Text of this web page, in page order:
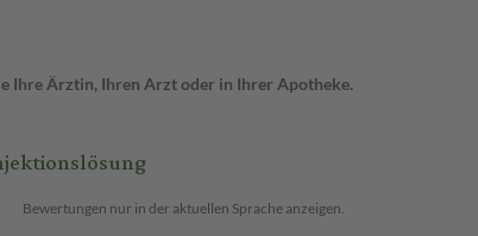
Ihre Ärztin, Ihren Arzt oder in Ihrer Apotheke.
Bewertungen nur in der aktuellen Sprache anzeigen.